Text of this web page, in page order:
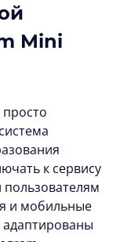
Mini
к сервису
и мобильные